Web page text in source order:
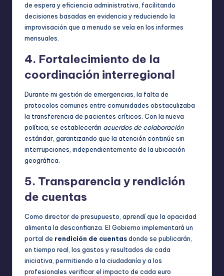
de espera y eficiencia administrativa, facilitando
decisiones basadas en evidencia y reduciendo la
improvisación que a menudo se veía en los informes
mensuales.
4. Fortalecimiento de la
coordinación interregional
Durante mi gestión de emergencias, la falta de
protocolos comunes entre comunidades obstaculizaba
la transferencia de pacientes críticos. Con la nueva
política, se establecerán acuerdos de colaboración
estándar, garantizando que la atención continúe sin
interrupciones, independientemente de la ubicación
geográfica.
5. Transparencia y rendición
de cuentas
Como director de presupuesto, aprendí que la opacidad
alimenta la desconfianza. El Gobierno implementará un
portal de rendición de cuentasdonde se publicarán,
en tiempo real, los gastos y resultados de cada
iniciativa, permitiendo a la ciudadanía y a los
profesionales verificar el impacto de cada euro